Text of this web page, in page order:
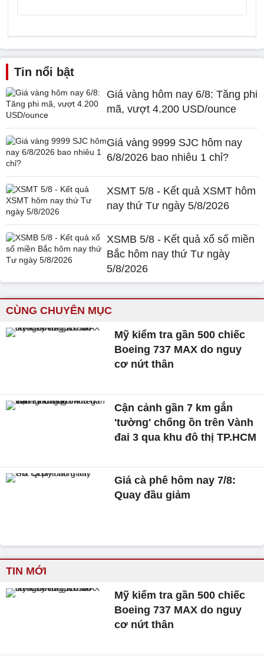
Tin nổi bật
Giá vàng hôm nay 6/8: Tăng phi
mã, vượt 4.200 USD/ounce
Giá vàng 9999 SJC hôm nay
6/8/2026 bao nhiêu 1 chỉ?
XSMT 5/8 - Kết quả XSMT hôm
nay thứ Tư ngày 5/8/2026
XSMB 5/8 - Kết quả xổ số miền
Bắc hôm nay thứ Tư ngày
5/8/2026
CÙNG CHUYÊN MỤC
Mỹ kiểm tra gần 500 chiếc
Boeing 737 MAX do nguy
cơ nứt thân
Cận cảnh gần 7 km gắn
'tường' chống ồn trên Vành
đai 3 qua khu đô thị TP.HCM
Giá cà phê hôm nay 7/8:
Quay đầu giảm
TIN MỚI
Mỹ kiểm tra gần 500 chiếc
Boeing 737 MAX do nguy
cơ nứt thân